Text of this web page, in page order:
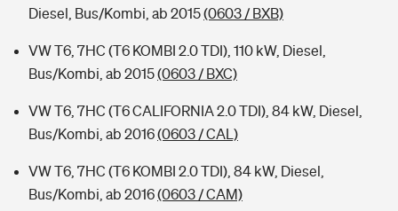
Diesel, Bus/Kombi, ab 2015(0603 / BXB)
VW T6, 7HC (T6 KOMBI 2.0 TDI), 110 kW, Diesel,
Bus/Kombi, ab 2015(0603 / BXC)
VW T6, 7HC (T6 CALIFORNIA 2.0 TDI), 84 kW, Diesel,
Bus/Kombi, ab 2016(0603 / CAL)
VW T6, 7HC (T6 KOMBI 2.0 TDI), 84 kW, Diesel,
Bus/Kombi, ab 2016(0603 / CAM)